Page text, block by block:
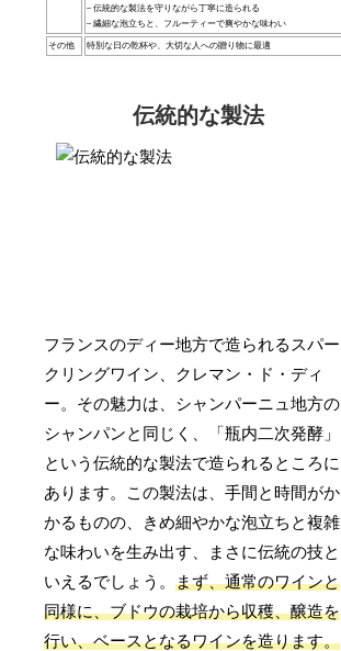
– 伝統的な製法を守りながら丁寧に造られる
– 繊細な泡立ちと、フルーティーで爽やかな味わい
その他 特別な日の乾杯や、大切な人への贈り物に最適
伝統的な製法
フランスのディー地方で造られるスパー
クリングワイン、クレマン・ド・ディ
ー。その魅力は、シャンパーニュ地方の
シャンパンと同じく、「瓶内二次発酵」
という伝統的な製法で造られるところに
あります。この製法は、手間と時間がか
かるものの、きめ細やかな泡立ちと複雑
な味わいを生み出す、まさに伝統の技と
いえるでしょう。まず、通常のワインと
同様に、ブドウの栽培から収穫、醸造を
行い、ベースとなるワインを造ります。